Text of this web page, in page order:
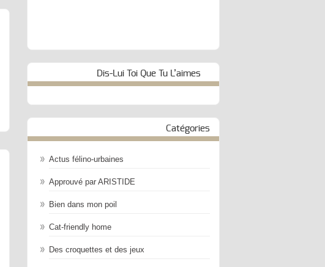
Dis-Lui Toi Que Tu L’aimes
Catégories
Actus félino-urbaines
Approuvé par ARISTIDE
Bien dans mon poil
Cat-friendly home
Des croquettes et des jeux